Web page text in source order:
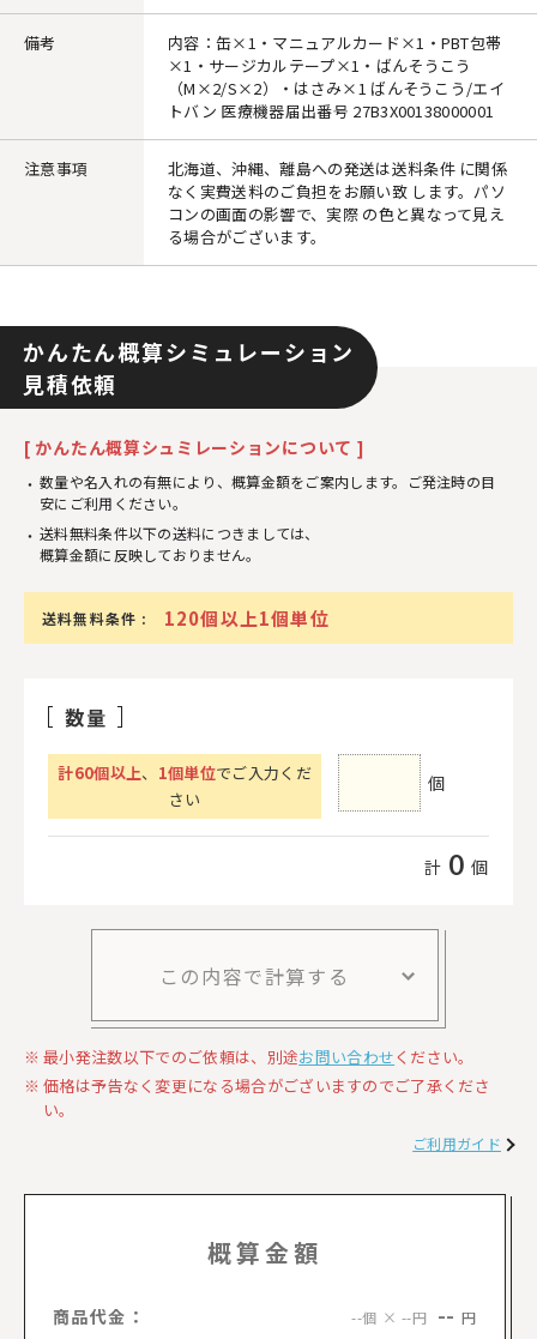
備考
内容：缶×1・マニュアルカード×1・PBT包帯
×1・サージカルテープ×1・ばんそうこう
（M×2/S×2）・はさみ×1 ばんそうこう/エイ
トバン 医療機器届出番号 27B3X00138000001
注意事項
北海道、沖縄、離島への発送は送料条件 に関係
なく実費送料のご負担をお願い致 します。パソ
コンの画面の影響で、実際 の色と異なって見え
る場合がございます。
かんたん概算シミュレーション
見積依頼
[ かんたん概算シュミレーションについて ]
数量や名入れの有無により、概算金額をご案内します。ご発注時の目
安にご利用ください。
送料無料条件以下の送料につきましては、
概算金額に反映しておりません。
送料無料条件 : 120個以上1個単位
数量
計60個以上、 1個単位でご入力くだ
さい
個
計 0 個
この内容で計算する
最小発注数以下でのご依頼は、別途お問い合わせください。
価格は予告なく変更になる場合がございますのでご了承くださ
い。
ご利用ガイド
概算金額
商品代金： --個 × --円 -- 円